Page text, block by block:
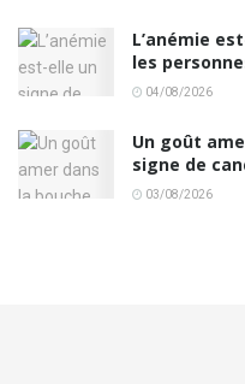
L’anémie
les
04/08/2026
Un goût
signe de
03/08/2026